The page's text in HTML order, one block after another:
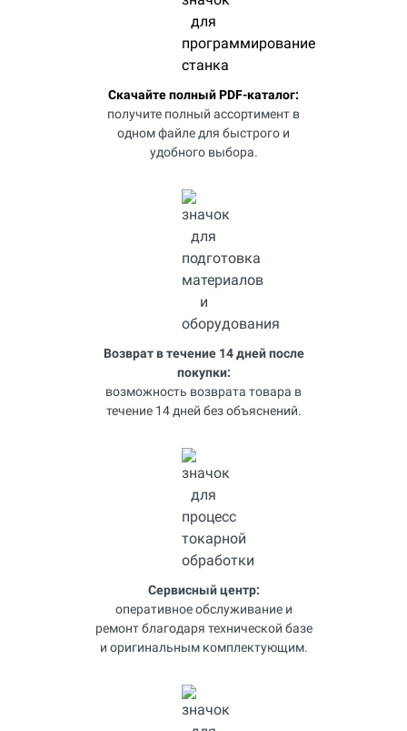
Скачайте полный PDF-каталог:
получите полный ассортимент в
одном файле для быстрого и
удобного выбора.
Возврат в течение 14 дней после
покупки:
возможность возврата товара в
течение 14 дней без объяснений.
Сервисный центр:
оперативное обслуживание и
ремонт благодаря технической базе
и оригинальным комплектующим.